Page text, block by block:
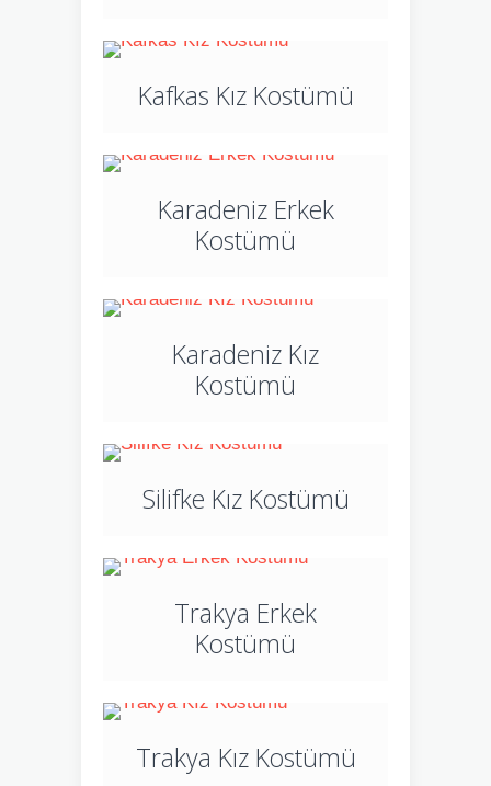
Kafkas Kız Kostümü
Karadeniz Erkek
Kostümü
Karadeniz Kız
Kostümü
Silifke Kız Kostümü
Trakya Erkek
Kostümü
Trakya Kız Kostümü